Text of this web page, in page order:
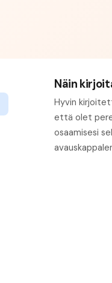
Näin
Hyvin
että olet
osaamisesi